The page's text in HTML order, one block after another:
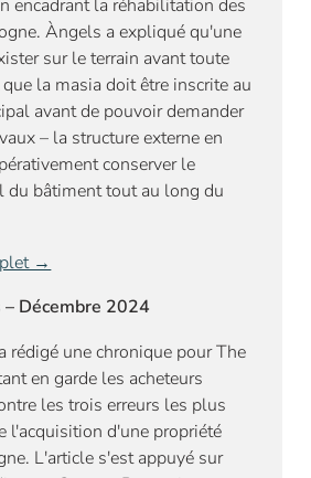
encadrant la réhabilitation des
Àngels a expliqué qu'une
sur le terrain avant toute
la masia doit être inscrite au
avant de pouvoir demander
– la structure externe en
conserver le
du bâtiment tout au long du
→
Décembre 2024
rédigé une chronique pour The
en garde les acheteurs
les trois erreurs les plus
l'acquisition d'une propriété
L'article s'est appuyé sur